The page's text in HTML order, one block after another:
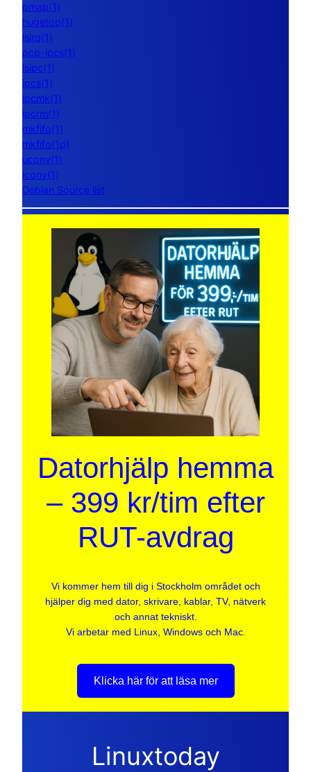
pmap(1)
hugetop(1)
lsirq(1)
pcp-ipcs(1)
lsipc(1)
ipcs(1)
ipcmk(1)
ipcrm(1)
mkfifo(1)
mkfifo(1p)
uconv(1)
iconv(1)
Debian Source list
Datorhjälp hemma
– 399 kr/tim efter
RUT-avdrag
Vi kommer hem till dig i Stockholm området och
hjälper dig med dator, skrivare, kablar, TV, nätverk
och annat tekniskt.
Vi arbetar med Linux, Windows och Mac.
Klicka här för att läsa mer
Linuxtoday